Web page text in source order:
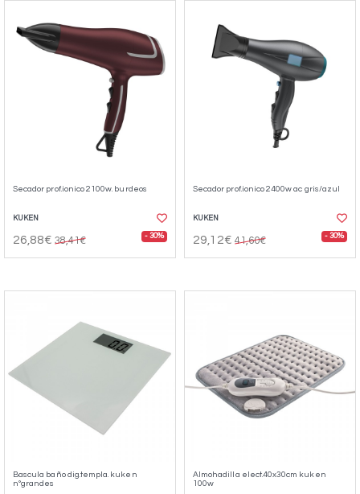
Secador prof.ionico 2100w. burdeos
KUKEN
26,88€ 38,41€ - 30%
Secador prof.ionico 2400w ac gris/azul
KUKEN
29,12€ 41,60€ - 30%
Bascula baño dig.templa. kuken
nºgrandes
Almohadilla elect.40x30cm kuken
100w